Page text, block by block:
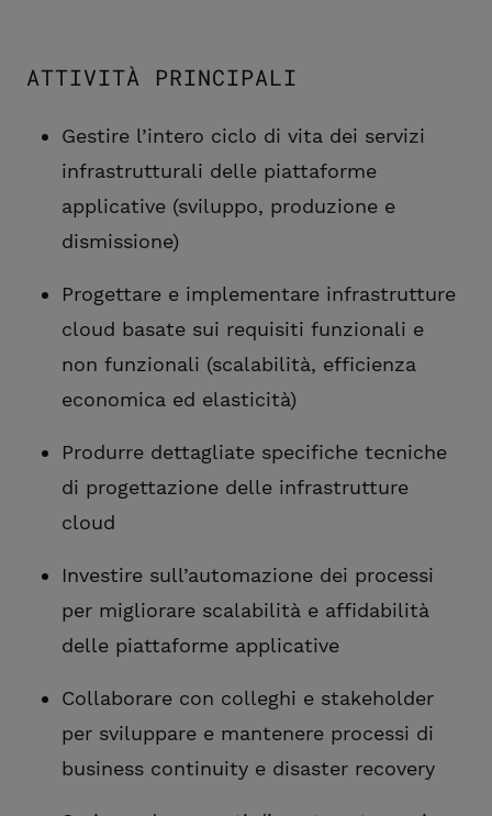
ATTIVITÀ PRINCIPALI
Gestire l’intero ciclo di vita dei servizi
infrastrutturali delle piattaforme
applicative (sviluppo, produzione e
dismissione)
Progettare e implementare infrastrutture
cloud basate sui requisiti funzionali e
non funzionali (scalabilità, efficienza
economica ed elasticità)
Produrre dettagliate specifiche tecniche
di progettazione delle infrastrutture
cloud
Investire sull’automazione dei processi
per migliorare scalabilità e affidabilità
delle piattaforme applicative
Collaborare con colleghi e stakeholder
per sviluppare e mantenere processi di
business continuity e disaster recovery